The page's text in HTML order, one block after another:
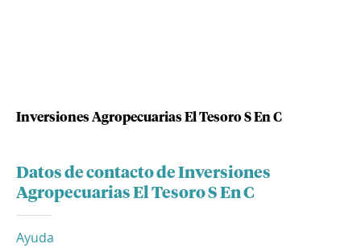
Inversiones Agropecuarias El Tesoro S En C
Datos de contacto de Inversiones
Agropecuarias El Tesoro S En C
Ayuda